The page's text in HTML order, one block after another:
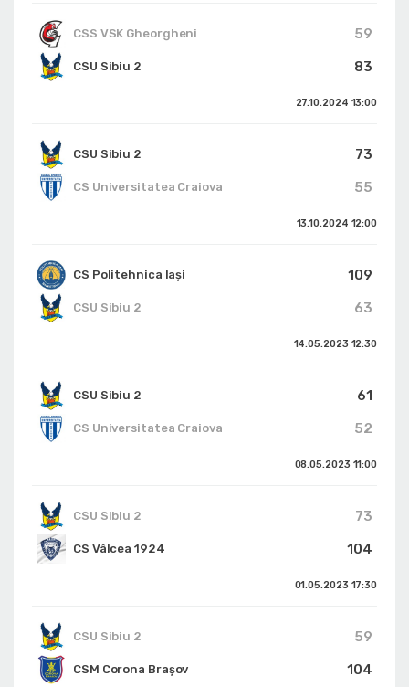
CSS VSK Gheorgheni
59
83
CSU Sibiu 2
27.10.2024 13:00
CSU Sibiu 2
73
55
CS Universitatea Craiova
13.10.2024 12:00
CS Politehnica Iași
109
63
CSU Sibiu 2
14.05.2023 12:30
CSU Sibiu 2
61
52
CS Universitatea Craiova
08.05.2023 11:00
CSU Sibiu 2
73
104
CS Vâlcea 1924
01.05.2023 17:30
CSU Sibiu 2
59
104
CSM Corona Braşov